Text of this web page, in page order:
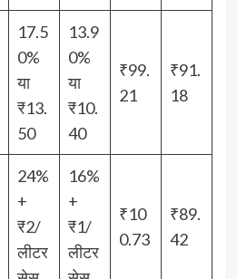
17.5
0%
या
₹13.
50
13.9
0%
या
₹10.
40
₹99.
21
₹91.
18
24%
+
₹2/
लीटर
16%
+
₹1/
लीटर
₹10
0.73
₹89.
42